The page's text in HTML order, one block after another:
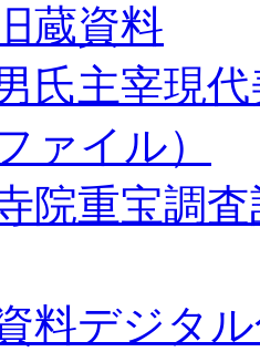
蔵資料
氏主宰現
ァイル）
院重宝調
料デジタ